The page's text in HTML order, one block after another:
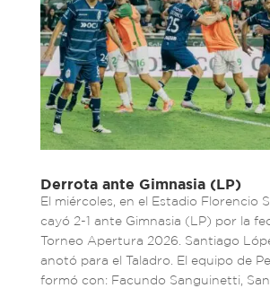
Derrota ante Gimnasia (LP)
El miércoles, en el Estadio Florencio
cayó 2-1 ante Gimnasia (LP) por la
Torneo Apertura 2026. Santiago
anotó para el Taladro. El equipo de
formó con: Facundo Sanguinetti,